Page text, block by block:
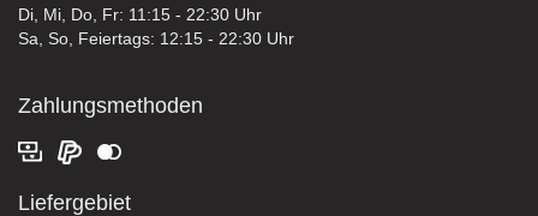
Di, Mi, Do, Fr: 11:15 - 22:30 Uhr
Sa, So, Feiertags: 12:15 - 22:30 Uhr
Zahlungsmethoden
Liefergebiet